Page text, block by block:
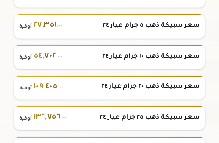
سعر سبيكة ذهب ٥ جرام عيار ٢٤ ٢٧,٣٥١.٠٠ أوقية
سعر سبيكة ذهب ١٠ جرام عيار ٢٤ ٥٤,٧٠٢.٠٠ أوقية
سعر سبيكة ذهب ٢٠ جرام عيار ٢٤ ١٠٩,٤٠٥.٠٠ أوقية
سعر سبيكة ذهب ٢٥ جرام عيار ٢٤ ١٣٦,٧٥٦.٠٠ أوقية